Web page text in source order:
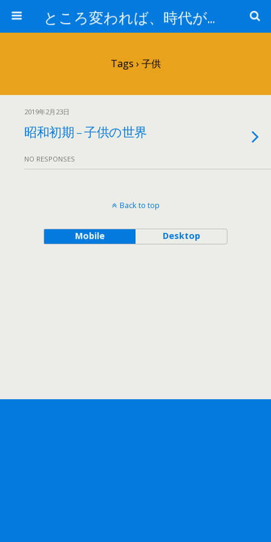
ところ変われば、時代が違えば
Tags › 子供
2019年2月23日
昭和初期 – 子供の世界
NO RESPONSES
Back to top
Mobile Desktop